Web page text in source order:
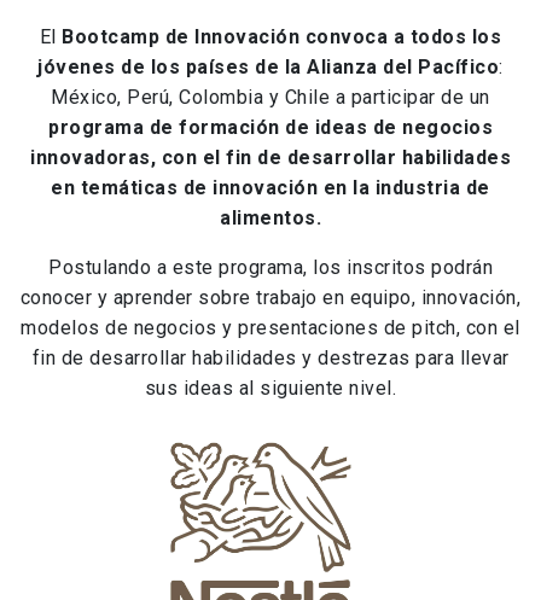
El Bootcamp de Innovación convoca a todos los
jóvenes de los países de la Alianza del Pacífico:
México, Perú, Colombia y Chile a participar de un
programa de formación de ideas de negocios
innovadoras, con el fin de desarrollar habilidades
en temáticas de innovación en la industria de
alimentos.
Postulando a este programa, los inscritos podrán
conocer y aprender sobre trabajo en equipo, innovación,
modelos de negocios y presentaciones de pitch, con el
fin de desarrollar habilidades y destrezas para llevar
sus ideas al siguiente nivel.